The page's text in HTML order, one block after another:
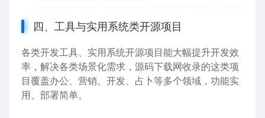
四、工具与实用系统类开源项目
各类开发工具、实用系统开源项目能大幅提升开发效
率，解决各类场景化需求，源码下载网收录的这类项
目覆盖办公、营销、开发、占卜等多个领域，功能实
用、部署简单。